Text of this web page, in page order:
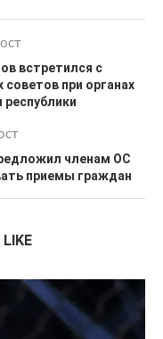
встретился с
при органах
членам ОС
приемы граждан